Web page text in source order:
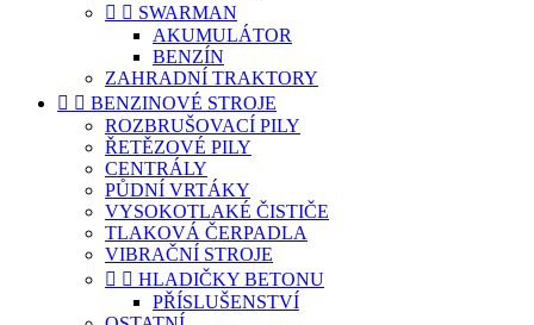
  SWARMAN
AKUMULÁTOR
BENZÍN
ZAHRADNÍ TRAKTORY
  BENZINOVÉ STROJE
ROZBRUŠOVACÍ PILY
ŘETĚZOVÉ PILY
CENTRÁLY
PŮDNÍ VRTÁKY
VYSOKOTLAKÉ ČISTIČE
TLAKOVÁ ČERPADLA
VIBRAČNÍ STROJE
  HLADIČKY BETONU
PŘÍSLUŠENSTVÍ